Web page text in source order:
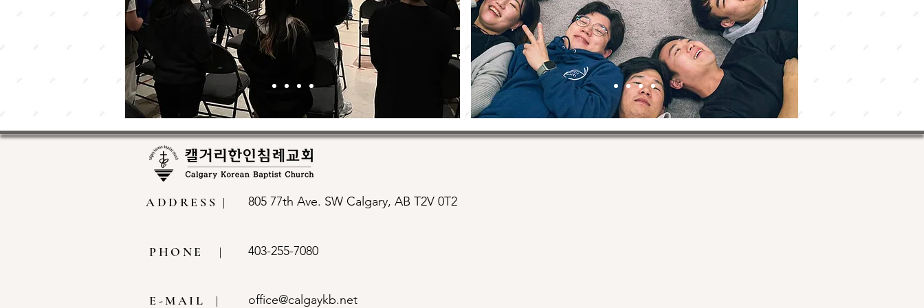
ADDRESS | 805 77th Ave. SW Calgary, AB T2V 0T2
PHONE | 403-255-7080
E-MAIL | office@calgaykb.net